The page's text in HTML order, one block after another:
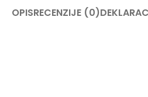
OPISRECENZIJE (0)